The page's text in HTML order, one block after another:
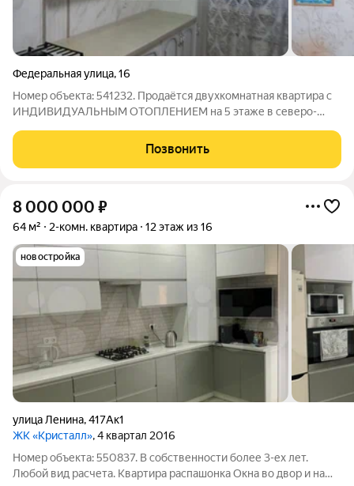
Федеральная улица,16
Номер объекта: 541232. Продаётся двухкомнатная квартира с
ИНДИВИДУАЛЬНЫМ ОТОПЛЕНИЕМ на 5 этаже в северо-
уютном,спальном районе,далеко от дороги.Дом 2011
г.постройки,кирпичный,имеется грузовой лифт.Квартира
Позвонить
8 000 000 ₽
64 м² 2-комн. квартира 12 этаж из 16
новостройка
улица Ленина,417Ак1
ЖК «Кристалл», 4 квартал 2016
Номер объекта: 550837. В собственности более 3-ех лет.
Любой вид расчета. Квартира распашонка Окна во двор и на